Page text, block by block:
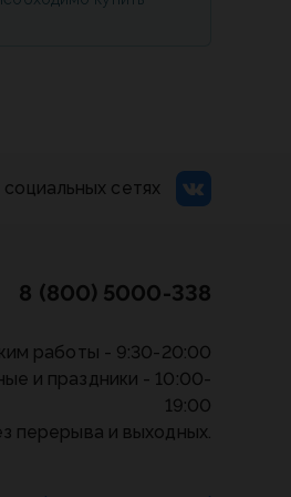
сетях
8 (800) 5000-338
работы - 9:30-20:00
и праздники - 10:00-
19:00
перерыва и выходных.